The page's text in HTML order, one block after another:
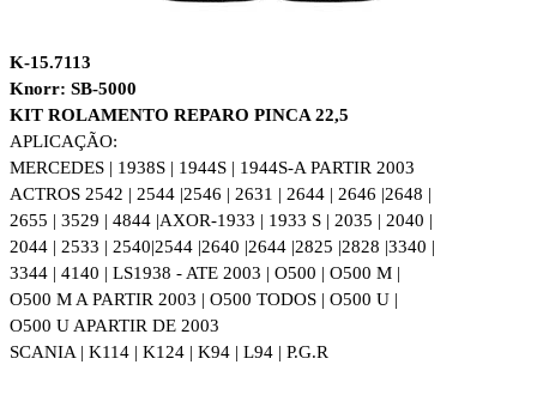
K-15.7113
Knorr: SB-5000
KIT ROLAMENTO REPARO PINCA 22,5
APLICAÇÃO:
MERCEDES | 1938S | 1944S | 1944S-A PARTIR 2003
ACTROS 2542 | 2544 |2546 | 2631 | 2644 | 2646 |2648 |
2655 | 3529 | 4844 |AXOR-1933 | 1933 S | 2035 | 2040 |
2044 | 2533 | 2540|2544 |2640 |2644 |2825 |2828 |3340 |
3344 | 4140 | LS1938 - ATE 2003 | O500 | O500 M |
O500 M A PARTIR 2003 | O500 TODOS | O500 U |
O500 U APARTIR DE 2003
SCANIA | K114 | K124 | K94 | L94 | P.G.R